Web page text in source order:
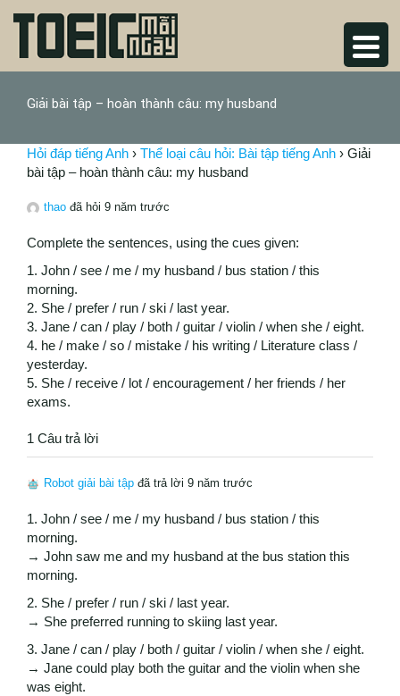
Giải bài tập – hoàn thành câu: my husband
Hỏi đáp tiếng Anh › Thể loại câu hỏi: Bài tập tiếng Anh › Giải
bài tập – hoàn thành câu: my husband
thao đã hỏi 9 năm trước
Complete the sentences, using the cues given:
1. John / see / me / my husband / bus station / this
morning.
2. She / prefer / run / ski / last year.
3. Jane / can / play / both / guitar / violin / when she / eight.
4. he / make / so / mistake / his writing / Literature class /
yesterday.
5. She / receive / lot / encouragement / her friends / her
exams.
1 Câu trả lời
Robot giải bài tập đã trả lời 9 năm trước
1. John / see / me / my husband / bus station / this
morning.
→ John saw me and my husband at the bus station this
morning.
2. She / prefer / run / ski / last year.
→ She preferred running to skiing last year.
3. Jane / can / play / both / guitar / violin / when she / eight.
→ Jane could play both the guitar and the violin when she
was eight.